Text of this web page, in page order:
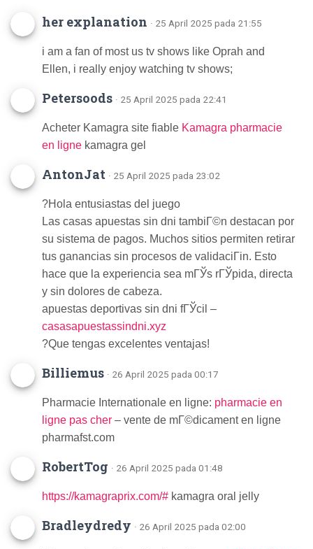
her explanation · 25 April 2025 pada 21:55
i am a fan of most us tv shows like Oprah and
Ellen, i really enjoy watching tv shows;
Petersoods · 25 April 2025 pada 22:41
Acheter Kamagra site fiable Kamagra pharmacie
en ligne kamagra gel
AntonJat · 25 April 2025 pada 23:02
?Hola entusiastas del juego
Las casas apuestas sin dni tambiГ©n destacan por
su sistema de pagos. Muchos sitios permiten retirar
tus ganancias sin procesos de validaciГіn. Esto
hace que la experiencia sea mГЎs rГЎpida, directa
y sin dolores de cabeza.
apuestas deportivas sin dni fГЎcil –
casasapuestassindni.xyz
?Que tengas excelentes ventajas!
Billiemus · 26 April 2025 pada 00:17
Pharmacie Internationale en ligne: pharmacie en
ligne pas cher – vente de mГ©dicament en ligne
pharmafst.com
RobertTog · 26 April 2025 pada 01:48
https://kamagraprix.com/# kamagra oral jelly
Bradleydredy · 26 April 2025 pada 02:00